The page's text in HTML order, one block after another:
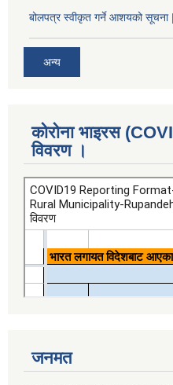
बोलपत्र स्वीकृत गर्ने आशयको सूचना |
अन्य
कोरोना भाइरस
विवरण ।
जनमत